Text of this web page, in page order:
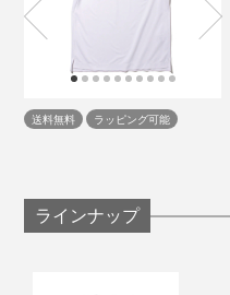
デザインはユニセック
の女性モデルは、Sサイ
す。
送料無料 ラッピング可能
ラインナップ